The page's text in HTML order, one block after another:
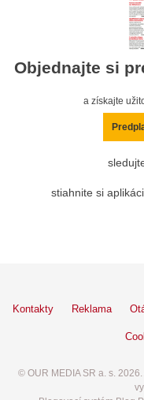
Objednajte si
a získajte
stiahnite si
Kontakty Reklama
© OUR MEDIA SR a. s.